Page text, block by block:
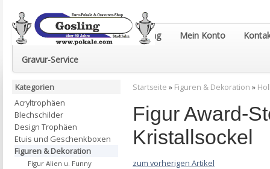
Euro-Pokale & Gravur-Shop Gosling Mein Konto
Gravur-Service
Startseite » Figuren & Dekoration »
Figur Award-
Kristallsockel
zum vorherigen Artikel
Kategorien
Acryltrophäen
Blechschilder
Design Trophäen
Etuis und Geschenkboxen
Figuren & Dekoration
Figur Alien u. Funny